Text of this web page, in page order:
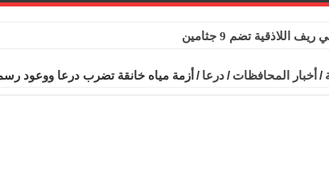
تضم 9 جثامين
والتجارية والصناعية من الرسوم
/ أخبار المحافظات / درعا / أزمة مياه خانقة تضرب درعا ووعود